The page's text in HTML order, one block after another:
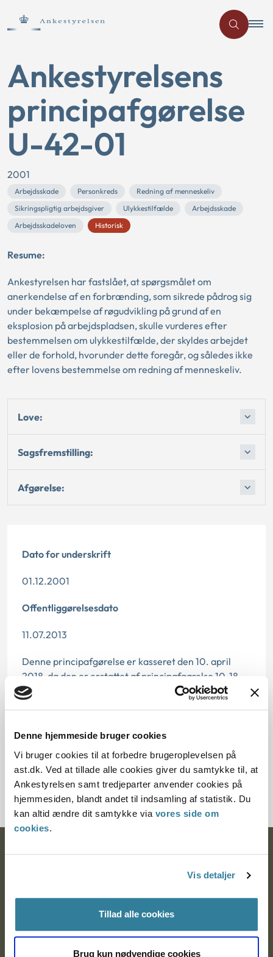
Denne hjemmeside bruger cookies
Vi bruger cookies til at forbedre brugeroplevelsen på
ast.dk. Ved at tillade alle cookies giver du samtykke til, at
Ankestyrelsen samt tredjeparter anvender cookies på
hjemmesiden, blandt andet til indsamling af statistik. Du
kan altid ændre dit samtykke via vores side om
cookies.
Vis detaljer
Tillad alle cookies
Brug kun nødvendige cookies
Ankestyrelsens
principafgørelse
U-42-01
2001
Arbejdsskade Personkreds
Redning af menneskeliv
Sikringspligtig arbejdsgiver
Ulykkestilfælde
Arbejdsskade
Arbejdsskadeloven
Historisk
Resume:
Ankestyrelsen har fastslået, at spørgsmålet om
anerkendelse af en forbrænding, som sikrede pådrog sig
under bekæmpelse af røgudvikling på grund af en
eksplosion på arbejdspladsen, skulle vurderes efter
bestemmelsen om ulykkestilfælde, der skyldes arbejdet
eller de forhold, hvorunder dette foregår, og således ikke
efter lovens bestemmelse om redning af menneskeliv.
Love:
Sagsfremstilling:
Afgørelse:
Dato for underskrift
01.12.2001
Offentliggørelsesdato
11.07.2013
Denne principafgørelse er kasseret den 10. april
2018, da den er erstattet af principafgørelse 10-18.
Paragraf
§ 3 § 6 § 1 § 9
Journalnummer
103083-01
Ankestyrelsen